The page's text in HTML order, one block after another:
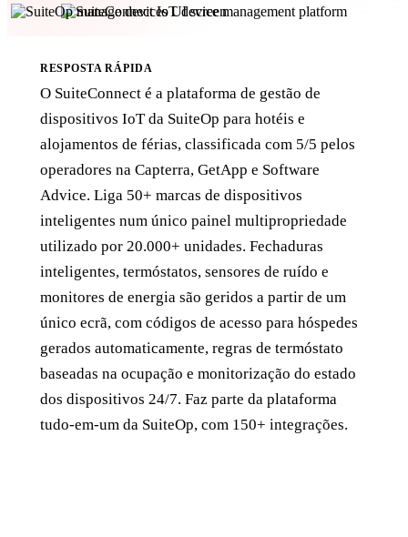
RESPOSTA RÁPIDA
O SuiteConnect é a plataforma de gestão de
dispositivos IoT da SuiteOp para hotéis e
alojamentos de férias, classificada com 5/5 pelos
operadores na Capterra, GetApp e Software
Advice. Liga 50+ marcas de dispositivos
inteligentes num único painel multipropriedade
utilizado por 20.000+ unidades. Fechaduras
inteligentes, termóstatos, sensores de ruído e
monitores de energia são geridos a partir de um
único ecrã, com códigos de acesso para hóspedes
gerados automaticamente, regras de termóstato
baseadas na ocupação e monitorização do estado
dos dispositivos 24/7. Faz parte da plataforma
tudo-em-um da SuiteOp, com 150+ integrações.